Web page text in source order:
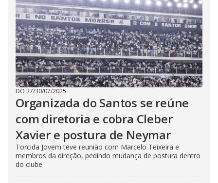
DO R7/30/07/2025
Organizada do Santos se reúne
com diretoria e cobra Cleber
Xavier e postura de Neymar
Torcida Jovem teve reunião com Marcelo Teixeira e
membros da direção, pedindo mudança de postura dentro
do clube